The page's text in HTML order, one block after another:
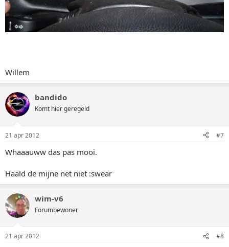
Willem
bandido
Komt hier geregeld
21 apr 2012 #7
Whaaauww das pas mooi.
Haald de mijne net niet :swear
wim-v6
Forumbewoner
21 apr 2012 #8